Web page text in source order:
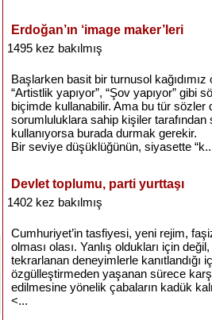
Erdoğan’ın ‘image maker’leri
1495 kez bakılmış
Başlarken basit bir turnusol kağıdımız
“Artistlik yapıyor”, “Şov yapıyor” gibi
biçimde kullanabilir. Ama bu tür sözler
sorumluluklara sahip kişiler
kullanıyorsa burada durmak gerekir.
Bir seviye düşüklüğünün, siyasette
Devlet toplumu, parti yurttaşı
1402 kez bakılmış
Cumhuriyet’in tasfiyesi, yeni rejim,
olması olası. Yanlış oldukları için
tekrarlanan deneyimlerle
özgülleştirmeden yaşanan sürece
edilmesine yönelik çabaların kadük
<...